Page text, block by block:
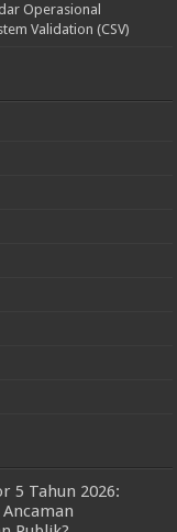
Operasional
Validation (CSV)
5 Tahun 2026: